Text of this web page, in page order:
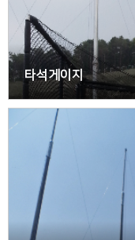
타석게이지